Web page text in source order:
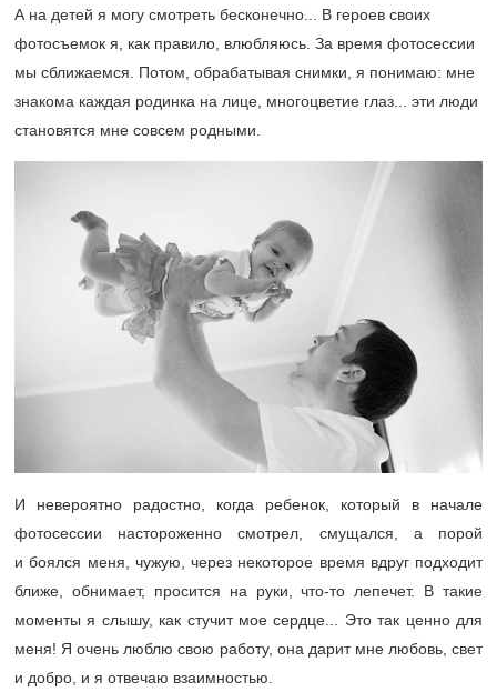
А на детей я могу смотреть бесконечно... В героев своих
фотосъемок я, как правило, влюбляюсь. За время фотосессии
мы сближаемся. Потом, обрабатывая снимки, я понимаю: мне
знакома каждая родинка на лице, многоцветие глаз... эти люди
становятся мне совсем родными.
И невероятно радостно, когда ребенок, который в начале
фотосессии настороженно смотрел, смущался, а порой
и боялся меня, чужую, через некоторое время вдруг подходит
ближе, обнимает, просится на руки, что-то лепечет. В такие
моменты я слышу, как стучит мое сердце... Это так ценно для
меня! Я очень люблю свою работу, она дарит мне любовь, свет
и добро, и я отвечаю взаимностью.